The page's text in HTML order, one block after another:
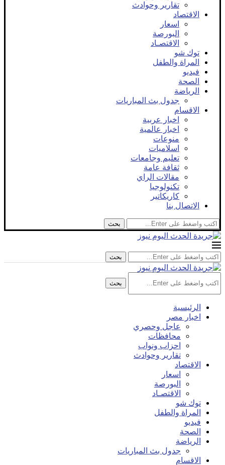
تقارير وحوادث
الاقتصاد
اسعار
البورصة
الاقتصـاد
توك شو
المراة والطفل
فيديو
الصحة
الرياضة
جدول بث المباريات
الاقسام
اخبار عربية
اخبار عالمية
منوعات
اسلاميات
تعليم وجامعات
ثقافة عامة
مقالات الراي
تكنولوجيا
كاريكاتير
الاتصال بنا
بحث
بحث
بحث
الرئيسية
اخبار مصر
عاجل وحصري
محافظات
احزاب ونواب
تقارير وحوادث
الاقتصاد
اسعار
البورصة
الاقتصـاد
توك شو
المراة والطفل
فيديو
الصحة
الرياضة
جدول بث المباريات
الاقسام